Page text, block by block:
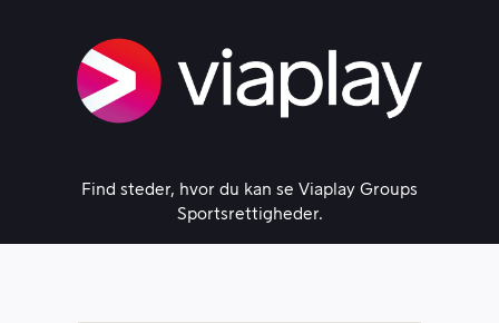
Find steder, hvor du kan se Viaplay Groups
Sportsrettigheder.